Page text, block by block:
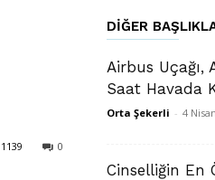
0
1139
DIĞER
Airbus Uçağı,
Saat Havada
Orta Şekerli - 4
Cinselliğin En